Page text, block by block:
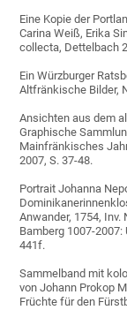
Eine Kopie der
Carina Weiß, Erika
collecta, Dettelbach
Ein Würzburger
Altfränkische Bilder,
Ansichten aus dem
Graphische
Mainfränkisches
2007, S. 37-48.
Portrait Johanna
Anwander, 1754,
Bamberg 1007-2007:
441f.
Sammelband mit
von Johann Prokop
Früchte für den